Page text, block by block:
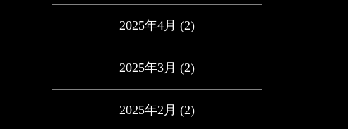
2025年4月 (2)
2025年3月 (2)
2025年2月 (2)